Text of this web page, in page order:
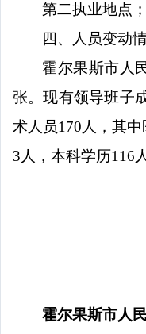
第二执业地点
四、人员变动
霍尔果斯市人
张。现有领导班子
术人员170 人，其
3 人，本科学历116
霍尔果斯市人